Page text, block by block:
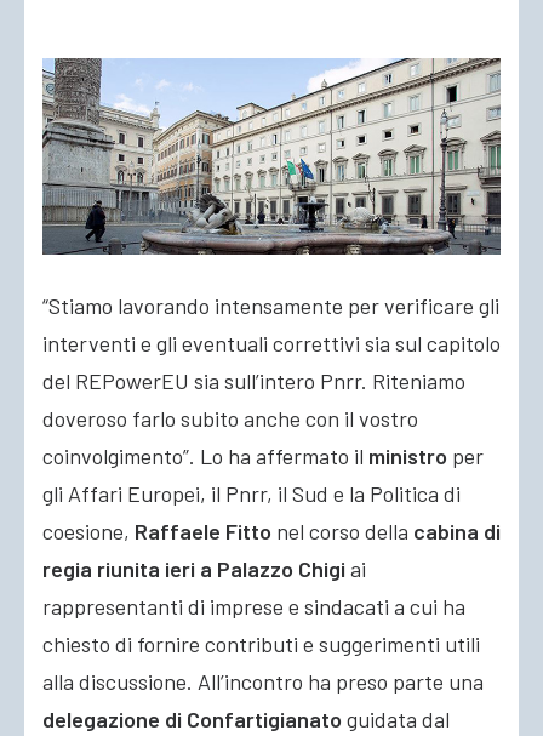
“Stiamo lavorando intensamente per verificare gli
interventi e gli eventuali correttivi sia sul capitolo
del REPowerEU sia sull’intero Pnrr. Riteniamo
doveroso farlo subito anche con il vostro
coinvolgimento”. Lo ha affermato il ministro per
gli Affari Europei, il Pnrr, il Sud e la Politica di
coesione, Raffaele Fitto nel corso della cabina di
regia riunita ieri a Palazzo Chigi ai
rappresentanti di imprese e sindacati a cui ha
chiesto di fornire contributi e suggerimenti utili
alla discussione. All’incontro ha preso parte una
delegazione di Confartigianato guidata dal